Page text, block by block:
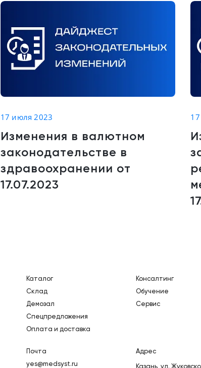
Общие
17 июля 2023
Изменения в валютном
законодательстве в
здравоохранении от
17.07.2023
Каталог
Склад
Демозал
Спецпредложения
Оплата и доставка
Консалтинг
Обучение
Сервис
Почта
yes@medsyst.ru
Адрес
Казань, ул.